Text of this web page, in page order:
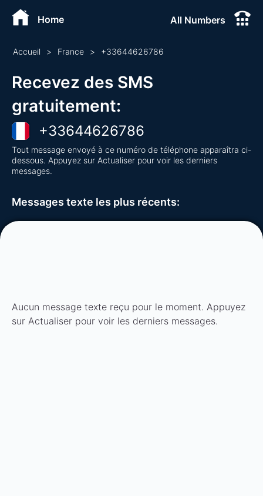
Home All Numbers
Accueil > France > +33644626786
Recevez des SMS
gratuitement:
+33644626786
Tout message envoyé à ce numéro de téléphone apparaîtra ci-
dessous. Appuyez sur Actualiser pour voir les derniers
messages.
Messages texte les plus récents:
Aucun message texte reçu pour le moment. Appuyez
sur Actualiser pour voir les derniers messages.